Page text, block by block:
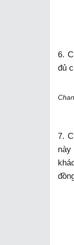
6.
đủ
7.
này